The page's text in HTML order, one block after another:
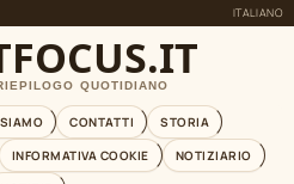
ITALIANO
QUOTIDIANO
CONTATTI
STORIA
INFORMATIVA COOKIE
NOTIZIARIO